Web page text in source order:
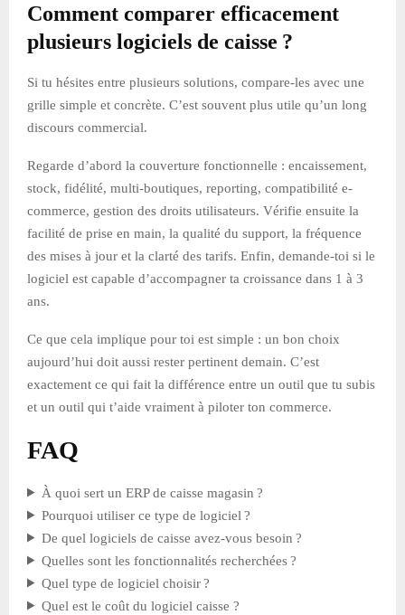
Comment comparer efficacement
plusieurs logiciels de caisse ?
Si tu hésites entre plusieurs solutions, compare-les avec une
grille simple et concrète. C’est souvent plus utile qu’un long
discours commercial.
Regarde d’abord la couverture fonctionnelle : encaissement,
stock, fidélité, multi-boutiques, reporting, compatibilité e-
commerce, gestion des droits utilisateurs. Vérifie ensuite la
facilité de prise en main, la qualité du support, la fréquence
des mises à jour et la clarté des tarifs. Enfin, demande-toi si le
logiciel est capable d’accompagner ta croissance dans 1 à 3
ans.
Ce que cela implique pour toi est simple : un bon choix
aujourd’hui doit aussi rester pertinent demain. C’est
exactement ce qui fait la différence entre un outil que tu subis
et un outil qui t’aide vraiment à piloter ton commerce.
FAQ
À quoi sert un ERP de caisse magasin ?
Pourquoi utiliser ce type de logiciel ?
De quel logiciels de caisse avez-vous besoin ?
Quelles sont les fonctionnalités recherchées ?
Quel type de logiciel choisir ?
Quel est le coût du logiciel caisse ?